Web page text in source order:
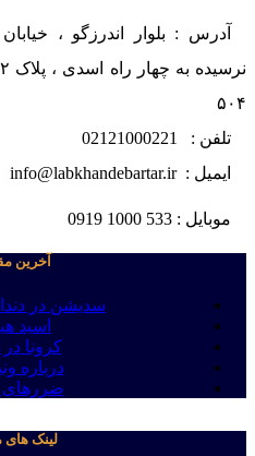
آدرس : بلوار اندرزگو ،
۵۰۴
تلفن : 02121000221
ایمیل : info@labkhandebartar.ir
موبایل : 533 1000 0919
آخرین
سدیشن در
اسید
کرونا
درباره
ضررهای
لینک های